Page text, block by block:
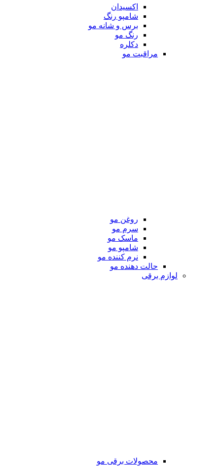
اکسیدان
شامپو رنگ
برس و شانه مو
رنگ مو
دکلره
مراقبت مو
روغن مو
سرم مو
ماسک مو
شامپو مو
نرم کننده مو
حالت دهنده مو
لوازم برقی
محصولات برقی مو